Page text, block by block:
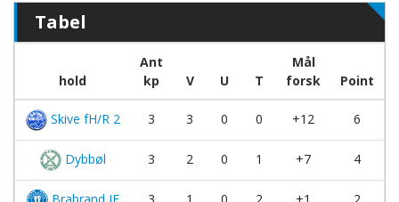
Tabel
hold
Ant
kp
V U T
Mål
forsk
Point
Skive fH/R 2 3 3 0 0 +12 6
Dybbøl 3 2 0 1 +7 4